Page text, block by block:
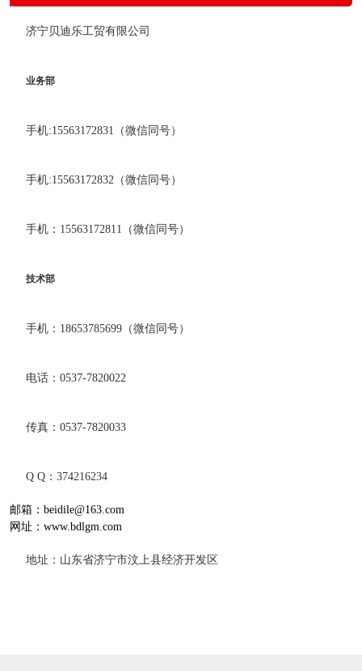
济宁贝迪乐工贸有限公司
业务部
手机:15563172831（微信同号）
手机:15563172832（微信同号）
手机：15563172811（微信同号）
技术部
手机：18653785699（微信同号）
电话：0537-7820022
传真：0537-7820033
Q Q：374216234
邮箱：beidile@163.com
网址：www.bdlgm.com
地址：山东省济宁市汶上县经济开发区